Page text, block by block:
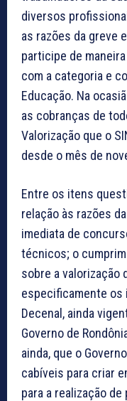
diversos
as razões da greve
participe de
com a categoria e
Educação. Na
as cobranças de
Valorização que o
desde o mês de
Entre os itens
relação às razões
imediata de
técnicos; o
sobre a valorização
especificamente os
Decenal, ainda
Governo de
ainda, que o
cabíveis para criar
para a realização